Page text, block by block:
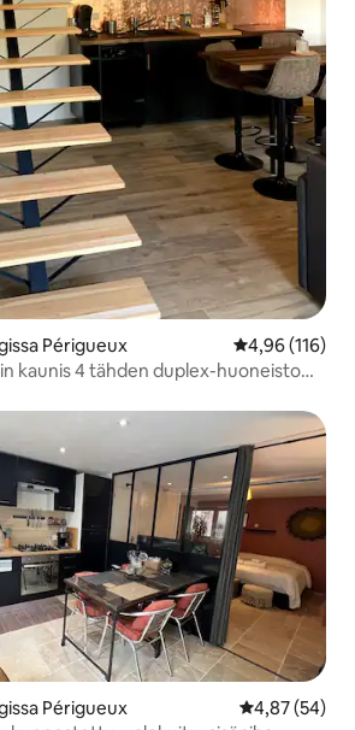
Périgueux
4,96 (116)
kaunis 4 tähden duplex-huoneisto
Périgueux
4,87 (54)